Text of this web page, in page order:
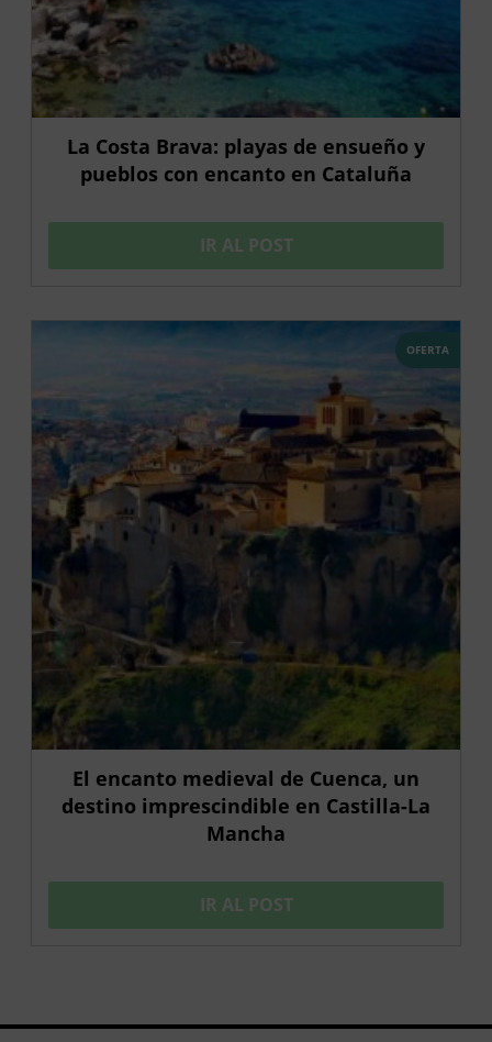
La Costa Brava: playas de ensueño y
pueblos con encanto en Cataluña
IR AL POST
OFERTA
El encanto medieval de Cuenca, un
destino imprescindible en Castilla-La
Mancha
IR AL POST